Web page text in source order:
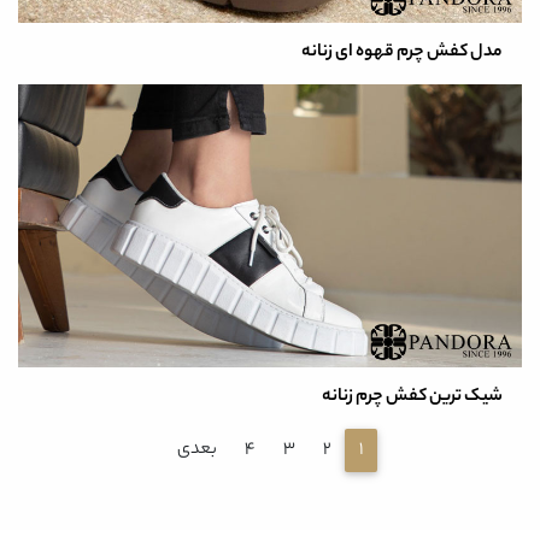
مدل کفش چرم قهوه ای زنانه
شیک ترین کفش چرم زنانه
1
2
3
4 بعدی